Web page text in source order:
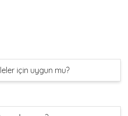
için uygun mu?